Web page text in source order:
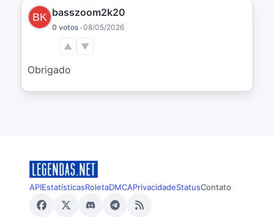
basszoom2k20
0 votos •08/05/2026
▲ ▼
Obrigado
APIEstatísticasRoletaDMCAPrivacidadeStatusContato